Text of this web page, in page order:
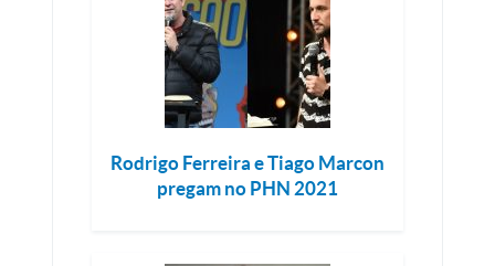
Rodrigo Ferreira e Tiago Marcon
pregam no PHN 2021